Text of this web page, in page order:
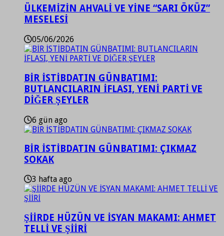
ÜLKEMİZİN AHVALİ VE YİNE “SARI ÖKÜZ”
MESELESİ
05/06/2026
BİR İSTİBDATIN GÜNBATIMI:
BUTLANCILARIN İFLASI, YENİ PARTİ VE
DİĞER ŞEYLER
6 gün ago
BİR İSTİBDATIN GÜNBATIMI: ÇIKMAZ
SOKAK
3 hafta ago
ŞİİRDE HÜZÜN VE İSYAN MAKAMI: AHMET
TELLİ VE ŞİİRİ